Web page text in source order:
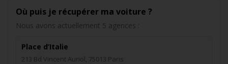
Où puis je récupérer ma voiture ?
Nous avons actuellement 5 agences :
Place d’Italie
213 Bd Vincent Auriol, 75013 Paris